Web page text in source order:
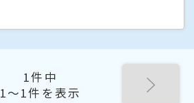
1件中
1〜1件を表示